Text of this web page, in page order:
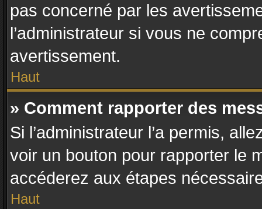
pas concerné par les
l’administrateur si vous ne
avertissement.
Haut
» Comment rapporter des
Si l’administrateur l’a permis,
voir un bouton pour rapporter le
accéderez aux étapes
Haut